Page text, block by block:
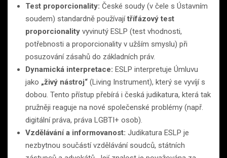
Test proporcionality: České soudy (v čele s Ústavním
soudem) standardně používajítřífázový test
proporcionality vyvinutý ESLP (test vhodnosti,
potřebnosti a proporcionality v užším smyslu) při
posuzování zásahů do základních práv.
Dynamická interpretace: ESLP interpretuje Úmluvu
jako „živý nástroj“ (Living Instrument), který se vyvíjí s
dobou. Tento přístup přebírá i česká judikatura, která tak
pružněji reaguje na nové společenské problémy (např.
digitální práva, práva LGBTI+ osob).
Vzdělávání a informovanost: Judikatura ESLP je
nezbytnou součástí vzdělávání soudců, státních